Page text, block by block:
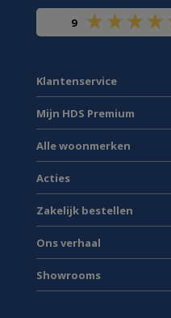
9
Klantenservice
Mijn HDS Premium
Alle woonmerken
Acties
Zakelijk bestellen
Ons verhaal
Showrooms